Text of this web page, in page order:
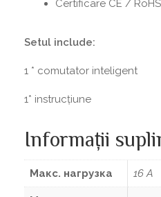
Certificare CE /
Setul include:
1 * comutator inteligent
1* instrucțiune
Informații
Макс. нагрузка 16 A